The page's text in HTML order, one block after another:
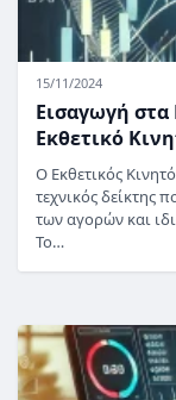
15/11/2024
Εισαγωγή
Εκθετικό
Ο Εκθετικός
τεχνικός δείκτης
των αγορών και
Το…